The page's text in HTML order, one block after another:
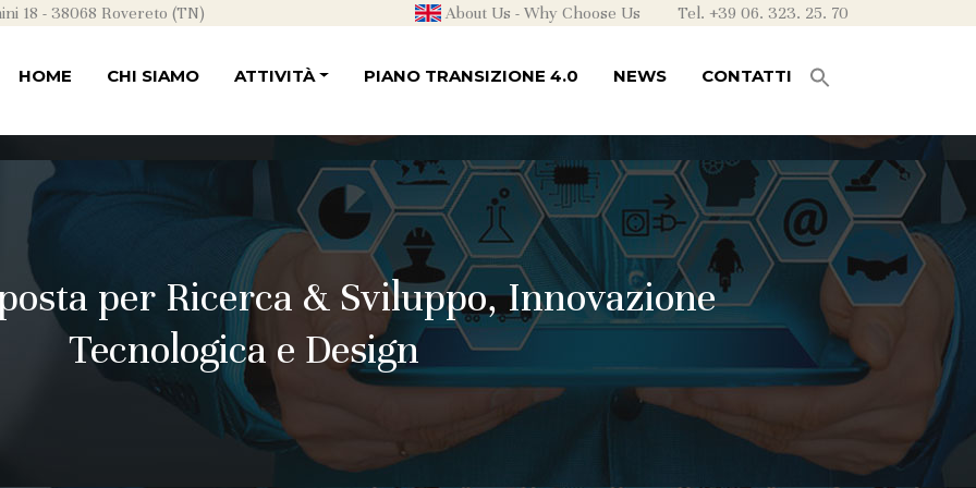
18 - 38068 Rovereto (TN) About Us - Why Choose Us Tel. +39 06. 323. 25. 70
HOME CHI SIAMO ATTIVITÀ PIANO TRANSIZIONE 4.0 NEWS CONTATTI
per Ricerca & Sviluppo, Innovazione
Tecnologica e Design